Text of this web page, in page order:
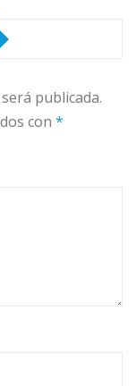
publicada.
con *